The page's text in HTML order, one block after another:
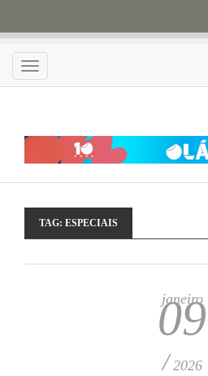
Menu
TAG: ESPECIAIS
janeiro
09
/ 2026